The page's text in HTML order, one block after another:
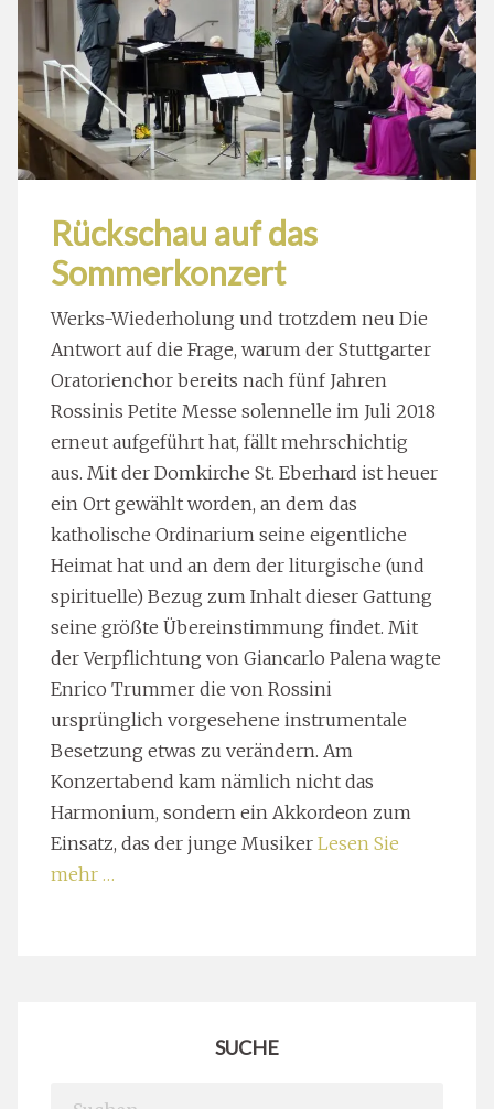
Rückschau auf das
Sommerkonzert
Werks-Wiederholung und trotzdem neu Die
Antwort auf die Frage, warum der Stuttgarter
Oratorienchor bereits nach fünf Jahren
Rossinis Petite Messe solennelle im Juli 2018
erneut aufgeführt hat, fällt mehrschichtig
aus. Mit der Domkirche St. Eberhard ist heuer
ein Ort gewählt worden, an dem das
katholische Ordinarium seine eigentliche
Heimat hat und an dem der liturgische (und
spirituelle) Bezug zum Inhalt dieser Gattung
seine größte Übereinstimmung findet. Mit
der Verpflichtung von Giancarlo Palena wagte
Enrico Trummer die von Rossini
ursprünglich vorgesehene instrumentale
Besetzung etwas zu verändern. Am
Konzertabend kam nämlich nicht das
Harmonium, sondern ein Akkordeon zum
Einsatz, das der junge Musiker Lesen Sie
mehr …
SUCHE
Search